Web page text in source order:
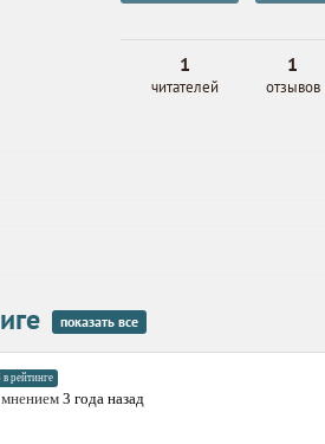
1
читателей
1
отзывов
показать все
рейтинге
мнением 3 года назад